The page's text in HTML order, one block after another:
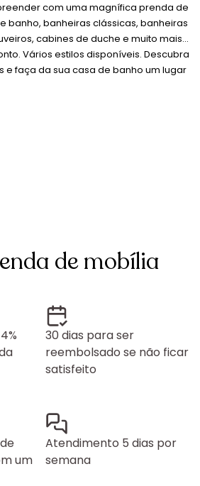
com uma magnífica prenda de
banho, banheiras clássicas, banheiras
cabines de duche e muito mais...
Vários estilos disponíveis. Descubra
e faça da sua casa de banho um lugar
de mobília
30 dias para ser
reembolsado se não ficar
satisfeito
um
Atendimento 5 dias por
semana